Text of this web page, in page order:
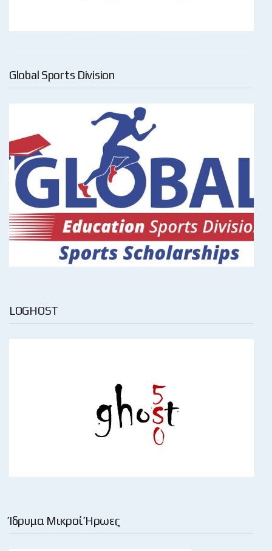
Global Sports Division
LOGHOST
Ίδρυμα Μικροί Ήρωες